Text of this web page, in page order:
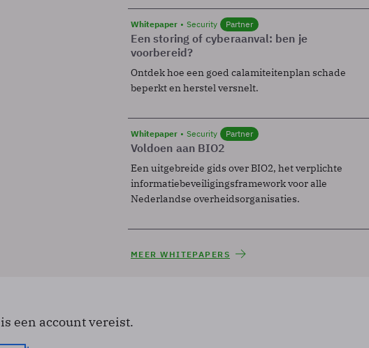
Whitepaper Security Partner
Een storing of cyberaanval: ben je
voorbereid?
Ontdek hoe een goed calamiteitenplan schade
beperkt en herstel versnelt.
Whitepaper Security Partner
Voldoen aan BIO2
Een uitgebreide gids over BIO2, het verplichte
informatiebeveiligingsframework voor alle
Nederlandse overheidsorganisaties.
MEER WHITEPAPERS
een account vereist.